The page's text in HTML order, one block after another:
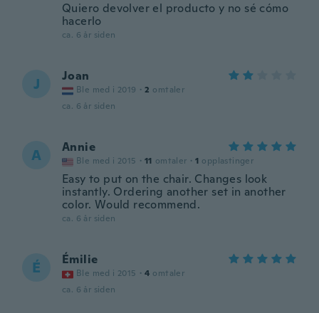
Quiero devolver el producto y no sé cómo
hacerlo
ca. 6 år siden
J Joan
Ble med i 2019 · 2 omtaler
ca. 6 år siden
A Annie
Ble med i 2015 · 11 omtaler · 1 opplastinger
Easy to put on the chair. Changes look
instantly. Ordering another set in another
color. Would recommend.
ca. 6 år siden
É Émilie
Ble med i 2015 · 4 omtaler
ca. 6 år siden